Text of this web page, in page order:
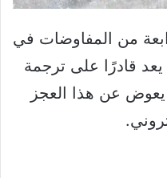
من المفاوضات في
قادرًا على ترجمة
يعوض عن هذا العجز